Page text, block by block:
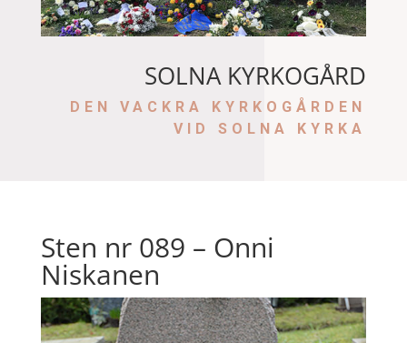
SOLNA KYRKOGÅRD
DEN VACKRA KYRKOGÅRDEN
VID SOLNA KYRKA
Sten nr 089 – Onni
Niskanen